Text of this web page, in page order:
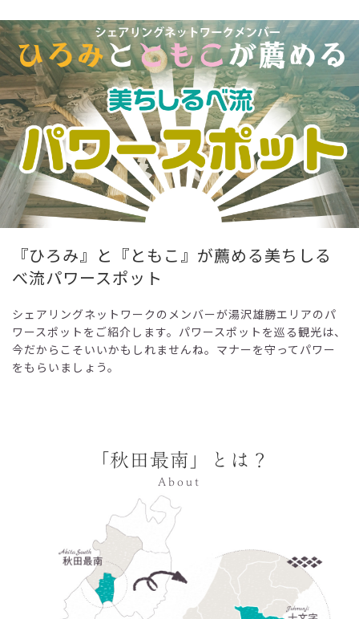
『ひろみ』と『ともこ』が薦める美ちしる
べ流パワースポット
シェアリングネットワークのメンバーが湯沢雄勝エリアのパ
ワースポットをご紹介します。パワースポットを巡る観光は、
今だからこそいいかもしれませんね。マナーを守ってパワー
をもらいましょう。
「秋田最南」とは？
About